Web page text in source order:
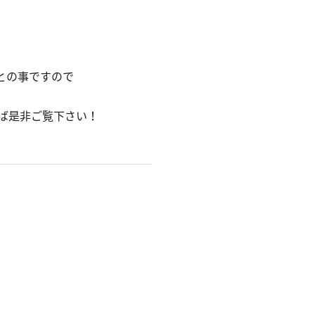
の事ですので
非ご覧下さい！